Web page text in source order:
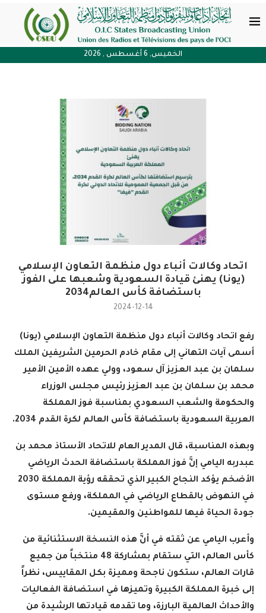
الخميس, 6 أغسطس , 2026
اتحاد وكالات أنباء دول منظمة التعاون الإسلامي
(يونا) يهنئ قيادة السعودية وشعبها على الفوز
باستضافة كأس العالم2034
2024-12-14
رفع اتحاد وكالات أنباء دول منظمة التعاون الإسلامي (يونا)
أسمى آيات التهاني إلى مقام خادم الحرمين الشريفين الملك
سلمان بن عبد العزيز آل سعود، وولي عهده الأمين الأمير
محمد بن سلمان بن عبد العزيز رئيس مجلس الوزراء
والحكومة والشعب السعودي بمناسبة فوز المملكة
العربية السعودية باستضافة كأس العالم لكرة القدم 2034
.
وبهذه المناسبة، قال المدير العام للاتحاد الأستاذ محمد بن
عبدربه اليامي إنَّ فوز المملكة باستضافة الحدث الرياضي
الأضخم يؤكد النجاح الكبير الذي تحققه رؤية المملكة 2030
في النهوض بالقطاع الرياضي في المملكة، ورفع مستوى
جودة الحياة فيها للمواطنين والمقيمين.
وأعرب اليامي عن ثقته في أنَّ هذه النسخة الاستثنائية من
كأس العالم، التي ستقام بمشاركة 48 منتخباً من جميع
قارات العالم، ستكون ناجحة ومميزة بكل المقاييس، نظراً
إلى خبرة المملكة الكبيرة وتميزها في استضافة الفعاليات
والأحداث العالمية البارزة، وما تقدمه قيادتها الرشيدة من